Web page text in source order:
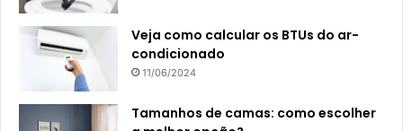
Veja como calcular os BTUs do ar-
condicionado
11/06/2024
Tamanhos de camas: como escolher